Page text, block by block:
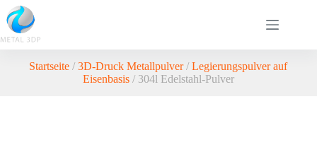
Startseite /3D-Druck Metallpulver/Legierungspulver auf
Eisenbasis/ 304l Edelstahl-Pulver